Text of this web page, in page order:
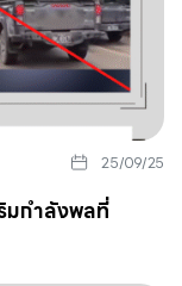
25/09/25
มกำลังพลที่